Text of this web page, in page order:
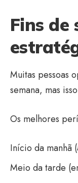
Fins de
Muitas pessoas
semana, mas
Os melhores
Início da manhã
Meio da tarde